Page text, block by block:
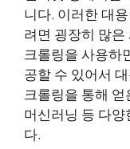
니다. 이러한 대
려면 굉장히 많
크롤링을 사용하
공할 수 있어서
크롤링을 통해
머신러닝 등 다
다.